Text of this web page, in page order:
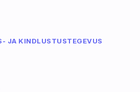
JA KINDLUSTUSTEGEVUS